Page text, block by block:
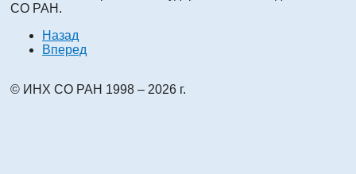
СО РАН.
Назад
Вперед
© ИНХ СО РАН 1998 – 2026 г.